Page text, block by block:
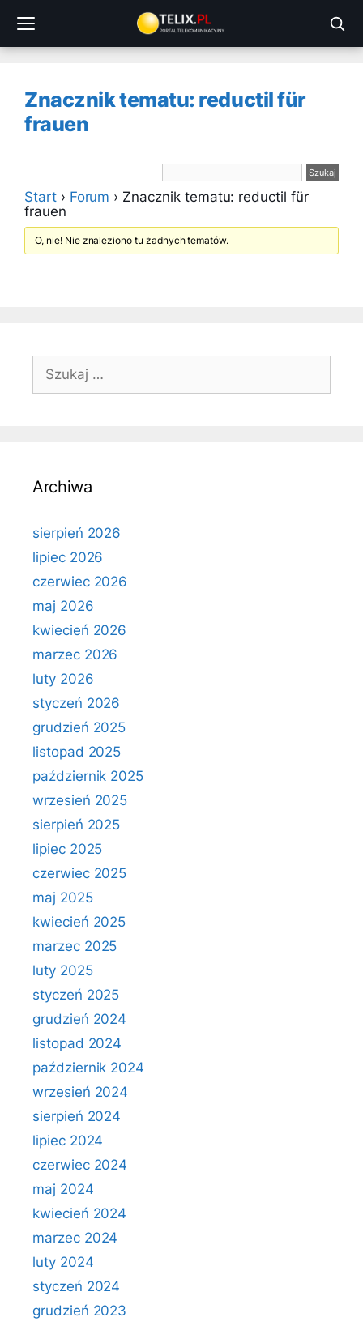
treści
Znacznik tematu: reductil für
frauen
Start › Forum › Znacznik tematu: reductil für
frauen
O, nie! Nie znaleziono tu żadnych tematów.
Szukaj:
Archiwa
sierpień 2026
lipiec 2026
czerwiec 2026
maj 2026
kwiecień 2026
marzec 2026
luty 2026
styczeń 2026
grudzień 2025
listopad 2025
październik 2025
wrzesień 2025
sierpień 2025
lipiec 2025
czerwiec 2025
maj 2025
kwiecień 2025
marzec 2025
luty 2025
styczeń 2025
grudzień 2024
listopad 2024
październik 2024
wrzesień 2024
sierpień 2024
lipiec 2024
czerwiec 2024
maj 2024
kwiecień 2024
marzec 2024
luty 2024
styczeń 2024
grudzień 2023